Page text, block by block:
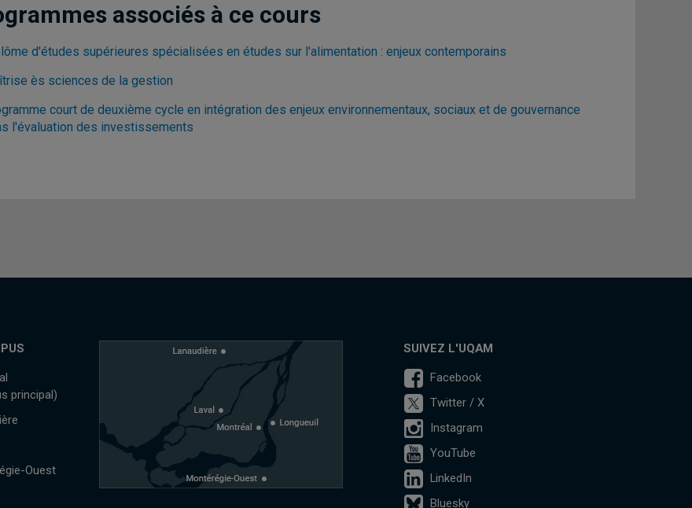
associés à ce cours
d'études supérieures spécialisées en études sur l'alimentation : enjeux contemporains
ès sciences de la gestion
court de deuxième cycle en intégration des enjeux environnementaux, sociaux et de gouvernance
l'évaluation des investissements
principal)
Ouest
SUIVEZ L'UQAM
Facebook
Twitter / X
Instagram
YouTube
LinkedIn
Bluesky